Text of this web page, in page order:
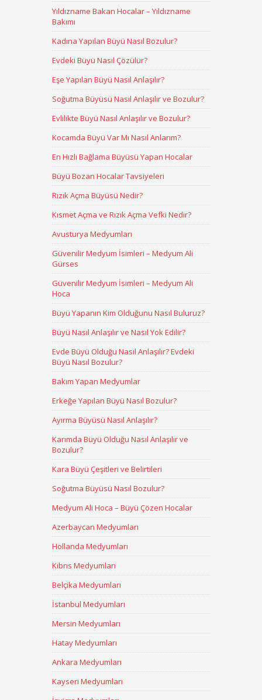
Yıldızname Bakan Hocalar – Yıldızname
Bakımı
Kadına Yapılan Büyü Nasıl Bozulur?
Evdeki Büyü Nasıl Çözülür?
Eşe Yapılan Büyü Nasıl Anlaşılır?
Soğutma Büyüsü Nasıl Anlaşılır ve Bozulur?
Evlilikte Büyü Nasıl Anlaşılır ve Bozulur?
Kocamda Büyü Var Mı Nasıl Anlarım?
En Hızlı Bağlama Büyüsü Yapan Hocalar
Büyü Bozan Hocalar Tavsiyeleri
Rızık Açma Büyüsü Nedir?
Kısmet Açma ve Rızık Açma Vefki Nedir?
Avusturya Medyumları
Güvenilir Medyum İsimleri – Medyum Ali
Gürses
Güvenilir Medyum İsimleri – Medyum Ali
Hoca
Büyü Yapanın Kim Olduğunu Nasıl Buluruz?
Büyü Nasıl Anlaşılır ve Nasıl Yok Edilir?
Evde Büyü Olduğu Nasıl Anlaşılır? Evdeki
Büyü Nasıl Bozulur?
Bakım Yapan Medyumlar
Erkeğe Yapılan Büyü Nasıl Bozulur?
Ayırma Büyüsü Nasıl Anlaşılır?
Karımda Büyü Olduğu Nasıl Anlaşılır ve
Bozulur?
Kara Büyü Çeşitleri ve Belirtileri
Soğutma Büyüsü Nasıl Bozulur?
Medyum Ali Hoca – Büyü Çözen Hocalar
Azerbaycan Medyumları
Hollanda Medyumları
Kıbrıs Medyumları
Belçika Medyumları
İstanbul Medyumları
Mersin Medyumları
Hatay Medyumları
Ankara Medyumları
Kayseri Medyumları